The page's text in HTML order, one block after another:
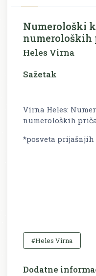
Numerološki
numeroloških
Heles Virna
Sažetak
Virna Heles:
numeroloških
*posveta prijašnjih
#Heles Virna
Dodatne